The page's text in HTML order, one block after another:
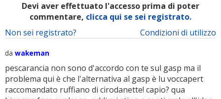
Devi aver effettuato l'accesso prima di poter
commentare, clicca qui se sei registrato.
Condizioni di utilizzo
Non sei registrato?
da wakeman
pescarancia non sono d'accordo con te sul gasp ma il
problema qui è che l'alternativa al gasp è lu voccapert
raccomandato ruffiano di cirodanette! capio? qua